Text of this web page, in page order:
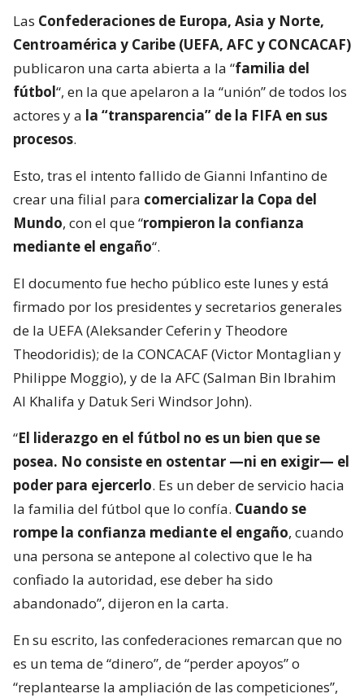
Las Confederaciones de Europa, Asia y Norte,
Centroamérica y Caribe (UEFA, AFC y CONCACAF)
publicaron una carta abierta a la “familia del
fútbol“, en la que apelaron a la “unión” de todos los
actores y a la “transparencia” de la FIFA en sus
procesos.
Esto, tras el intento fallido de Gianni Infantino de
crear una filial para comercializar la Copa del
Mundo, con el que “rompieron la confianza
mediante el engaño“.
El documento fue hecho público este lunes y está
firmado por los presidentes y secretarios generales
de la UEFA (Aleksander Ceferin y Theodore
Theodoridis); de la CONCACAF (Victor Montaglian y
Philippe Moggio), y de la AFC (Salman Bin Ibrahim
Al Khalifa y Datuk Seri Windsor John).
“El liderazgo en el fútbol no es un bien que se
posea. No consiste en ostentar —ni en exigir— el
poder para ejercerlo. Es un deber de servicio hacia
la familia del fútbol que lo confía. Cuando se
rompe la confianza mediante el engaño, cuando
una persona se antepone al colectivo que le ha
confiado la autoridad, ese deber ha sido
abandonado”, dijeron en la carta.
En su escrito, las confederaciones remarcan que no
es un tema de “dinero”, de “perder apoyos” o
“replantearse la ampliación de las competiciones”,